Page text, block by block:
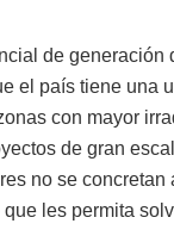
de generación
el país tiene una
con mayor
de gran
no se concretan
les permita